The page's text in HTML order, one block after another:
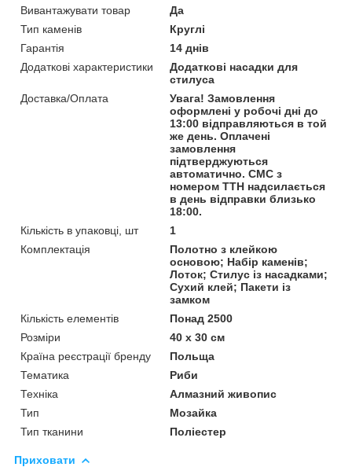
Вивантажувати товар
Да
Тип каменів
Круглі
Гарантія
14 днів
Додаткові характеристики
Додаткові насадки для
стилуса
Доставка/Оплата
Увага! Замовлення
оформлені у робочі дні до
13:00 відправляються в той
же день. Оплачені
замовлення
підтверджуються
автоматично. СМС з
номером ТТН надсилається
в день відправки близько
18:00.
Кількість в упаковці, шт
1
Комплектація
Полотно з клейкою
основою; Набір каменів;
Лоток; Стилус із насадками;
Сухий клей; Пакети із
замком
Кількість елементів
Понад 2500
Розміри
40 x 30 см
Країна реєстрації бренду
Польща
Тематика
Риби
Техніка
Алмазний живопис
Тип
Мозайка
Тип тканини
Поліестер
Приховати